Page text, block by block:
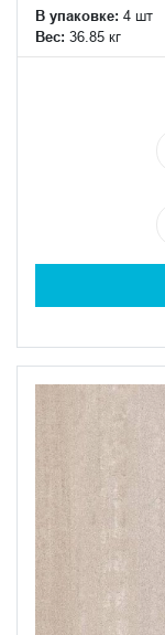
В упаковке: 4 шт
Вес: 36.85 кг